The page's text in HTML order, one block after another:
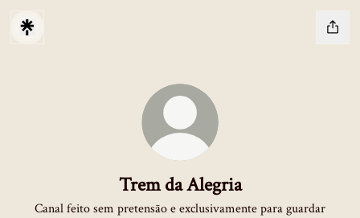
Trem da Alegria
Canal feito sem pretensão e exclusivamente para guardar